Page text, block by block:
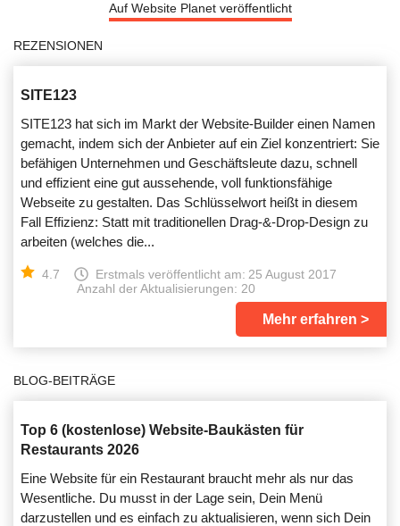
Auf Website Planet veröffentlicht
REZENSIONEN
SITE123
SITE123 hat sich im Markt der Website-Builder einen Namen
gemacht, indem sich der Anbieter auf ein Ziel konzentriert: Sie
befähigen Unternehmen und Geschäftsleute dazu, schnell
und effizient eine gut aussehende, voll funktionsfähige
Webseite zu gestalten. Das Schlüsselwort heißt in diesem
Fall Effizienz: Statt mit traditionellen Drag-&-Drop-Design zu
arbeiten (welches die...
4.7 Erstmals veröffentlicht am: 25 August 2017
Anzahl der Aktualisierungen: 20
Mehr erfahren
BLOG-BEITRÄGE
Top 6 (kostenlose) Website-Baukästen für
Restaurants 2026
Eine Website für ein Restaurant braucht mehr als nur das
Wesentliche. Du musst in der Lage sein, Dein Menü
darzustellen und es einfach zu aktualisieren, wenn sich Dein